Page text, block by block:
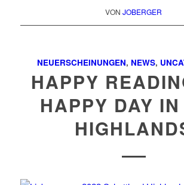
VONJOBERGER
NEUERSCHEINUNGEN, NEWS,
HAPPY
HAPPY DAY